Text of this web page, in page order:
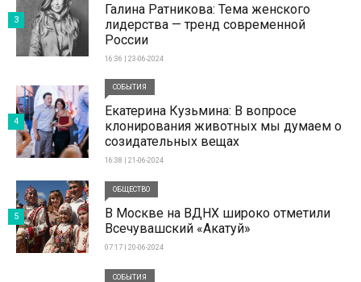
Галина Ратникова: Тема женского
лидерства — тренд современной
России
16:36 | 23-06-2024
3
СОБЫТИЯ
Екатерина Кузьмина: В вопросе
клонирования животных мы думаем о
созидательных вещах
16:38 | 21-06-2024
4
ОБЩЕСТВО
В Москве на ВДНХ широко отметили
Всечувашский «Акатуй»
07:17 | 20-06-2024
5
СОБЫТИЯ